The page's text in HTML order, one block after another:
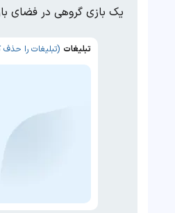
یک بازی گروهی در فضای
تبلیغات (تبلیغات را حذف